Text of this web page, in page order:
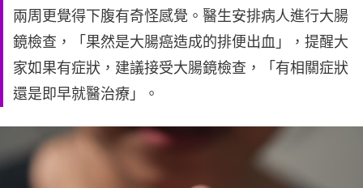
兩周更覺得下腹有奇怪感覺。醫生安排病人進行大腸
鏡檢查，「果然是大腸癌造成的排便出血」，提醒大
家如果有症狀，建議接受大腸鏡檢查，「有相關症狀
還是即早就醫治療」。